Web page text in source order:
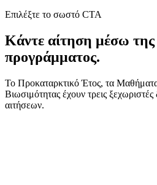
Επιλέξτε το σωστό CTA
Κάντε αίτηση μέσω
προγράμματος.
Το Προκαταρκτικό Έτος, τα
Βιωσιμότητας έχουν τρεις
αιτήσεων.